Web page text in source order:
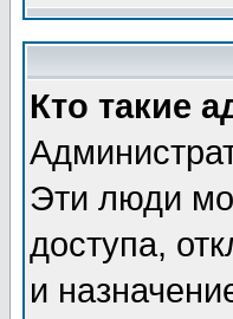
Кто такие
Эти люди
доступа,
и